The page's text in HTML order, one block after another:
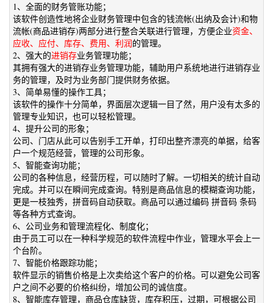
1、全面的财务管账功能；
该软件创造性地将企业财务管理中包含的钱流帐(出纳及会计)和物
流帐(商品进销存)两部分进行整合关联进行管理，方便企业资金、
应收、应付、库存、费用、利润的管理。
2、强大的进销存业务管理功能；
其拥有强大的进销存业务管理功能，辅助用户系统地进行进销存业
务的管理，及时为业务部门提供财务依据。
3、简单易懂的操作工具；
该软件的操作十分简单，界面层次逻辑一目了然，用户没有太多的
管理专业知识，也可以轻松管理。
4、提升公司的形象；
公司、门店从此可以告别手工开单，打印出整齐漂亮的单据，给客
户一个规范经营，管理的公司形象。
5、智能查询功能；
公司的各种信息，经营历程，可以随时了解。一切相关的统计自动
完成。并可以在瞬间完成查询。特别是商品信息的模糊查询功能，
更是一枝独秀，拼音码自动获取。商品可以通过编码 拼音码 条码
等各种方式查询。
6、公司业务和管理流程化、制度化；
由于员工可以在一种科学规范的软件流程中作业，管理水平会上一
个台阶。
7、智能价格跟踪功能；
软件显示的销售价格是上次卖给这个客户的价格。可以避免公司客
户之间不必要的价格纠纷，增加公司的诚信度。
8、智能库存管理，商品仓库缺货，库存积压，过期，可根据公司